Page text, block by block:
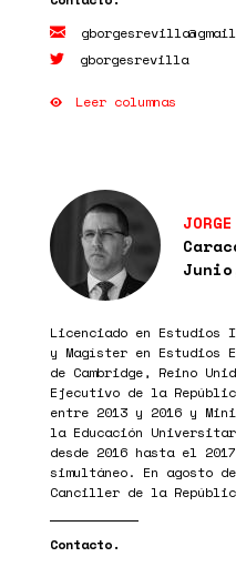
gborgesrevilla
Leer columnas
Licenciado en Estudios
y Magíster en Estudios
de Cambridge, Reino
Ejecutivo de la
entre 2013 y 2016 y
la Educación
desde 2016 hasta el
simultáneo. En agosto
Canciller de la